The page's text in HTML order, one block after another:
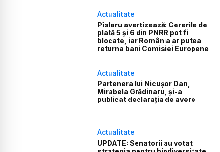
Actualitate
Pîslaru avertizează: Cererile de
plată 5 și 6 din PNRR pot fi
blocate, iar România ar putea
returna bani Comisiei Europene
Actualitate
Partenera lui Nicușor Dan,
Mirabela Grădinaru, și-a
publicat declarația de avere
Actualitate
UPDATE: Senatorii au votat